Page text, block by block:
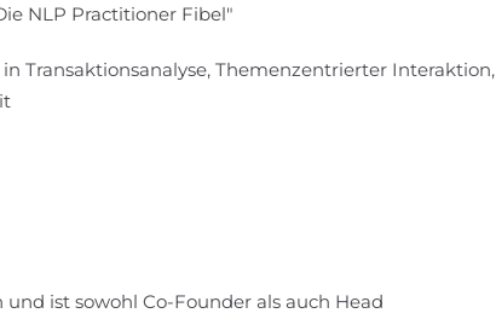
NLP Practitioner Fibel"
Transaktionsanalyse, Themenzentrierter
ist sowohl Co-Founder als auch Head